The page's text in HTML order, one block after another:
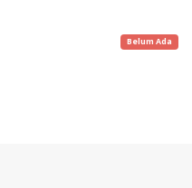
Belum Ada